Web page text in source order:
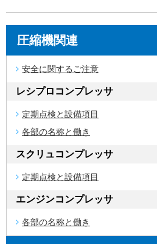
圧縮機関連
安全に関するご注意
レシプロコンプレッサ
定期点検と設備項目
各部の名称と働き
スクリュコンプレッサ
定期点検と設備項目
エンジンコンプレッサ
各部の名称と働き